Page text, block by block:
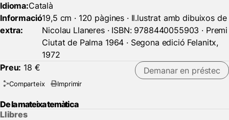
Idioma:Català
Informació
extra:
19,5 cm · 120 pàgines · Il.lustrat amb dibuixos de
Nicolau Llaneres · ISBN: 9788440055903 · Premi
Ciutat de Palma 1964 · Segona edició Felanitx,
1972
Preu: 18 € Demanar en préstec
Comparteix Imprimir
De la mateixa temàtica
Llibres